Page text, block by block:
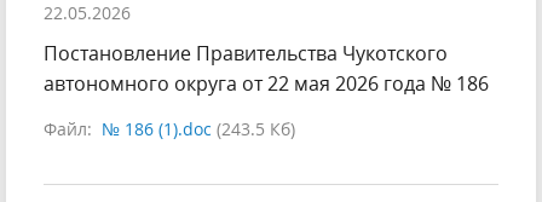
22.05.2026
Постановление Правительства Чукотского
автономного округа от 22 мая 2026 года № 186
Файл: № 186 (1).doc (243.5 Кб)